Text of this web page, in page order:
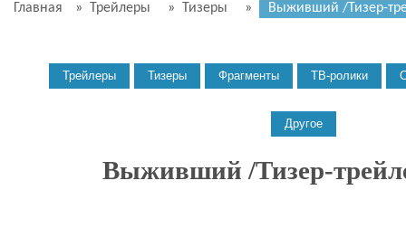
Главная » Трейлеры » Тизеры » Выживший /Тизер-
Выживший /Тизер-